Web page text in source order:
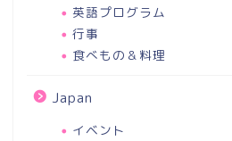
英語プログラム
行事
食べもの＆料理
Japan
イベント